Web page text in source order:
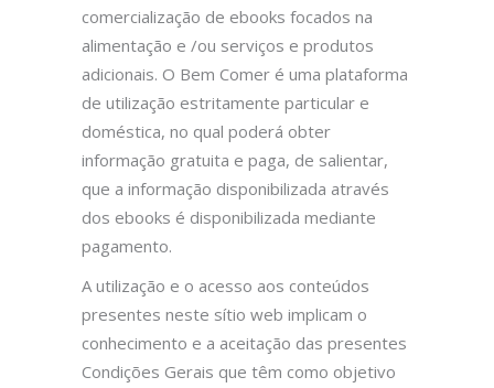
comercialização de ebooks focados na
alimentação e /ou serviços e produtos
adicionais. O Bem Comer é uma plataforma
de utilização estritamente particular e
doméstica, no qual poderá obter
informação gratuita e paga, de salientar,
que a informação disponibilizada através
dos ebooks é disponibilizada mediante
pagamento.
A utilização e o acesso aos conteúdos
presentes neste sítio web implicam o
conhecimento e a aceitação das presentes
Condições Gerais que têm como objetivo